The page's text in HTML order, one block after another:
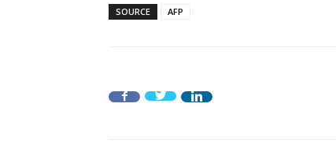
SOURCE AFP